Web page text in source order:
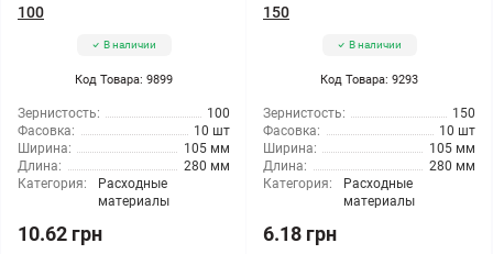
100
В наличии
Код Товара: 9899
Зернистость:
100
Фасовка:
10 шт
Ширина:
105 мм
Длина:
280 мм
Категория:
Расходные
материалы
10.62 грн
150
В наличии
Код Товара: 9293
Зернистость:
150
Фасовка:
10 шт
Ширина:
105 мм
Длина:
280 мм
Категория:
Расходные
материалы
6.18 грн